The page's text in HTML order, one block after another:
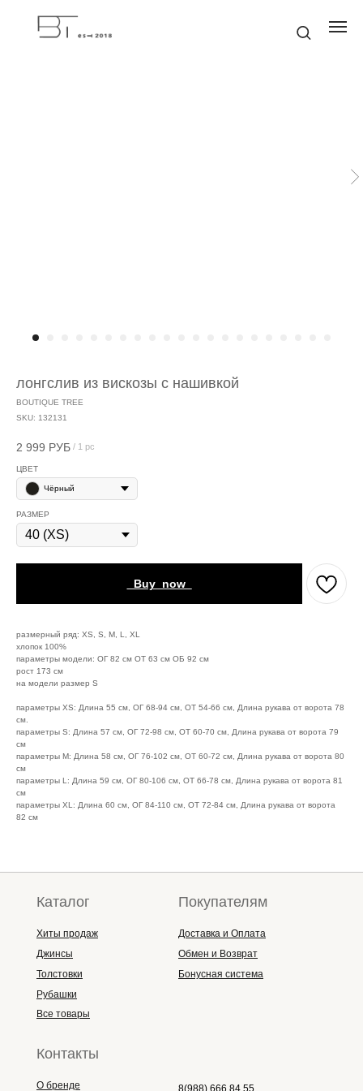
лонгслив из вискозы с нашивкой
BOUTIQUE TREE
SKU: 132131
2 999 РУБ / 1 pc
ЦВЕТ
Чёрный
РАЗМЕР
_Buy_now_
размерный ряд: XS, S, M, L, XL
хлопок 100%
параметры модели: ОГ 82 см ОТ 63 см ОБ 92 см
рост 173 см
на модели размер S
параметры XS: Длина 55 см, ОГ 68-94 см, ОТ 54-66 см, Длина рукава от ворота 78
см.
параметры S: Длина 57 см, ОГ 72-98 см, ОТ 60-70 см, Длина рукава от ворота 79
см
параметры M: Длина 58 см, ОГ 76-102 см, ОТ 60-72 см, Длина рукава от ворота 80
см
параметры L: Длина 59 см, ОГ 80-106 см, ОТ 66-78 см, Длина рукава от ворота 81
см
параметры XL: Длина 60 см, ОГ 84-110 см, ОТ 72-84 см, Длина рукава от ворота
82 см
8(988) 666 84 55
Каталог
Хиты продаж
Джинсы
Толстовки
Рубашки
Все товары
Доставка и Оплата
Обмен и Возврат
Бонусная система
О бренде
Покупателям
Контакты